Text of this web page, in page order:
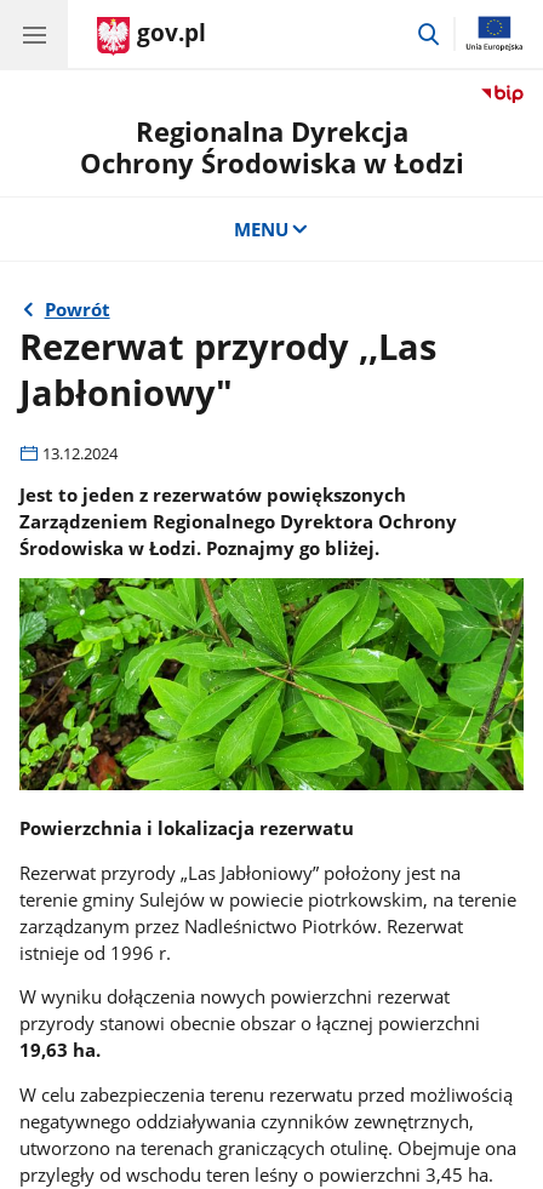
gov.pl
przejdź
Regionalna Dyrekcja
Ochrony Środowiska w Łodzi
MENU
Powrót
Rezerwat przyrody ,,Las
Jabłoniowy"
13.12.2024
Jest to jeden z rezerwatów powiększonych
Zarządzeniem Regionalnego Dyrektora Ochrony
Środowiska w Łodzi. Poznajmy go bliżej.
Powierzchnia i lokalizacja rezerwatu
Rezerwat przyrody „Las Jabłoniowy” położony jest na
terenie gminy Sulejów w powiecie piotrkowskim, na terenie
zarządzanym przez Nadleśnictwo Piotrków. Rezerwat
istnieje od 1996 r.
W wyniku dołączenia nowych powierzchni rezerwat
przyrody stanowi obecnie obszar o łącznej powierzchni
19,63 ha.
W celu zabezpieczenia terenu rezerwatu przed możliwością
negatywnego oddziaływania czynników zewnętrznych,
utworzono na terenach graniczących otulinę. Obejmuje ona
przyległy od wschodu teren leśny o powierzchni 3,45 ha.